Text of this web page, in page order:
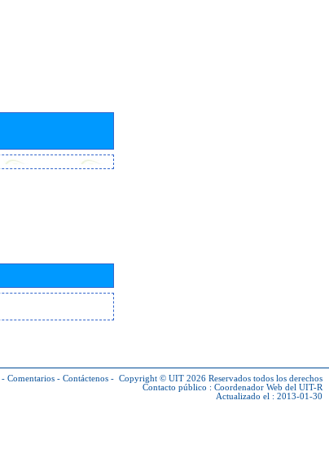
- Comentarios - Contáctenos - Copyright © UIT 2026 Reservados todos los derechos
Contacto público : Coordenador Web del UIT-R
Actualizado el : 2013-01-30